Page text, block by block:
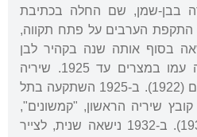
כמורה בבן-שמן, שם החלה בכתיבת
1921, בעת התקפת הערבים על פתח תקווה,
בסוף אותה שנה בקהיר לבן
דודתה, יצחק גרין, ושהתה עמו במצרים עד 1925. שיריה
הראשונים התפרסמו בהדים (1922). ב-1925 השתקעה בתל
התאלמנה ב-1930. קובץ שיריה הראשון, "קמשונים",
פורסם בהוצאת הדים (1930). ב-1932 נישאה שנית, לצייר